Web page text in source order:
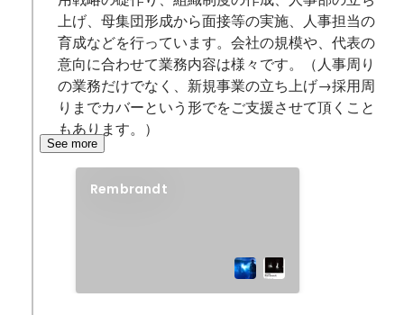
上げ、母集団形成から面接等の実施、人事担当の
育成などを行っています。会社の規模や、代表の
意向に合わせて業務内容は様々です。（人事周り
の業務だけでなく、新規事業の立ち上げ→採用周
りまでカバーという形でをご支援させて頂くこと
もあります。）
See more
Rembrandt